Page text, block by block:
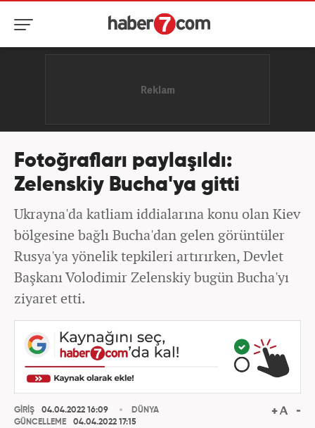
Fotoğrafları paylaşıldı:
Zelenskiy Bucha'ya gitti
Ukrayna'da katliam iddialarına konu olan Kiev
bölgesine bağlı Bucha'dan gelen görüntüler
Rusya'ya yönelik tepkileri artırırken, Devlet
Başkanı Volodimir Zelenskiy bugün Bucha'yı
ziyaret etti.
GİRİŞ
04.04.2022 16:09
GÜNCELLEME
04.04.2022 17:15
DÜNYA